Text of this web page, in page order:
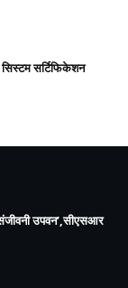
सिस्टम सर्टिफिकेशन
उपवन’,सीएसआर